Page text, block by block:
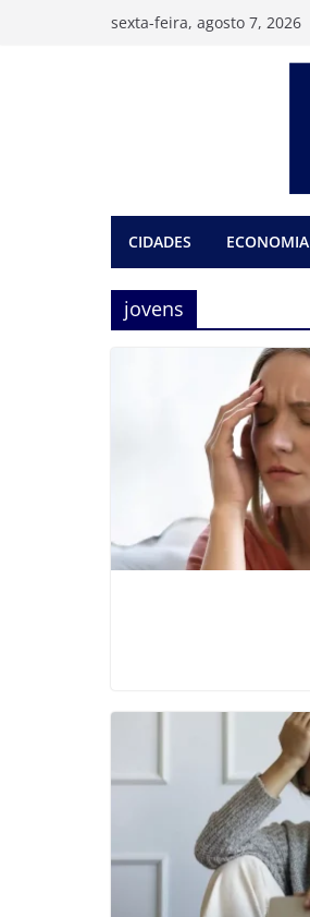
sexta-feira, agosto 7, 2026
CIDADES ECONOMIA
jovens